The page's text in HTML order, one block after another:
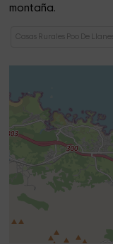
montaña.
Casas Rurales Poo De Llanes